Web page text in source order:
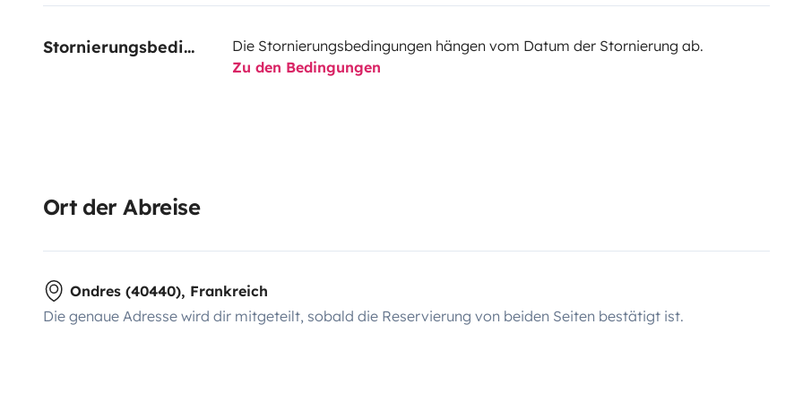
Stornierungsbedingungen
Die Stornierungsbedingungen hängen vom Datum der Stornierung ab.
Zu den Bedingungen
Ort der Abreise
Ondres (40440), Frankreich
Die genaue Adresse wird dir mitgeteilt, sobald die Reservierung von beiden Seiten bestätigt ist.